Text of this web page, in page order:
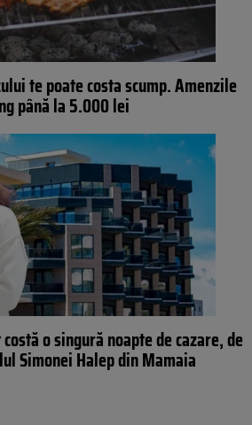
te poate costa scump. Amenzile
până la 5.000 lei
o singură noapte de cazare, de
Simonei Halep din Mamaia